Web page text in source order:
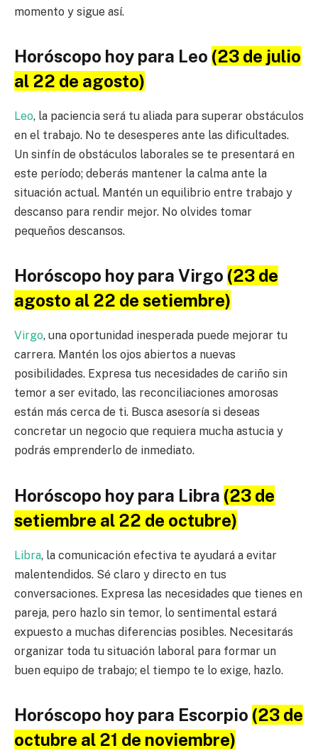
momento y sigue así.
Horóscopo hoy para Leo (23 de julio
al 22 de agosto)
Leo, la paciencia será tu aliada para superar obstáculos
en el trabajo. No te desesperes ante las dificultades.
Un sinfín de obstáculos laborales se te presentará en
este período; deberás mantener la calma ante la
situación actual. Mantén un equilibrio entre trabajo y
descanso para rendir mejor. No olvides tomar
pequeños descansos.
Horóscopo hoy para Virgo (23 de
agosto al 22 de setiembre)
Virgo, una oportunidad inesperada puede mejorar tu
carrera. Mantén los ojos abiertos a nuevas
posibilidades. Expresa tus necesidades de cariño sin
temor a ser evitado, las reconciliaciones amorosas
están más cerca de ti. Busca asesoría si deseas
concretar un negocio que requiera mucha astucia y
podrás emprenderlo de inmediato.
Horóscopo hoy para Libra (23 de
setiembre al 22 de octubre)
Libra, la comunicación efectiva te ayudará a evitar
malentendidos. Sé claro y directo en tus
conversaciones. Expresa las necesidades que tienes en
pareja, pero hazlo sin temor, lo sentimental estará
expuesto a muchas diferencias posibles. Necesitarás
organizar toda tu situación laboral para formar un
buen equipo de trabajo; el tiempo te lo exige, hazlo.
Horóscopo hoy para Escorpio (23 de
octubre al 21 de noviembre)